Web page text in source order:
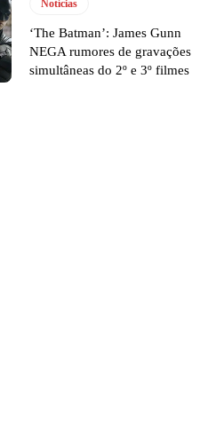
Notícias
‘The Batman’: James Gunn
NEGA rumores de gravações
simultâneas do 2º e 3º filmes